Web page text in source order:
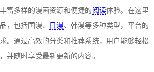
富多样的漫画资源和便捷的阅读体验。在这里
，包括国漫、
日漫、韩漫等多种类型，平台的
。通过高效的分类和推荐系统，用户能够轻松
并随时享受最新更新的内容。